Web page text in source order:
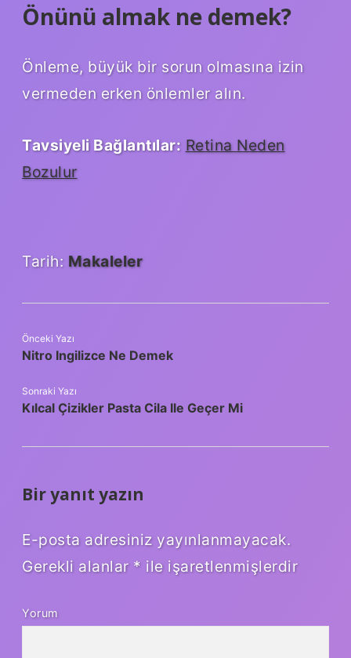
Önünü almak ne demek?
Önleme, büyük bir sorun olmasına izin
vermeden erken önlemler alın.
Tavsiyeli Bağlantılar: Retina Neden
Bozulur
Tarih: Makaleler
Önceki Yazı
Nitro Ingilizce Ne Demek
Sonraki Yazı
Kılcal Çizikler Pasta Cila Ile Geçer Mi
Bir yanıt yazın
E-posta adresiniz yayınlanmayacak.
Gerekli alanlar * ile işaretlenmişlerdir
Yorum